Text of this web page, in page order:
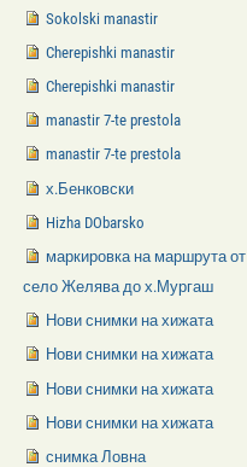
Sokolski manastir
Cherepishki manastir
Cherepishki manastir
manastir 7-te prestola
manastir 7-te prestola
х.Бенковски
Hizha DObarsko
маркировка на маршрута от
село Желява до х.Мургаш
Нови снимки на хижата
Нови снимки на хижата
Нови снимки на хижата
Нови снимки на хижата
снимка Ловна